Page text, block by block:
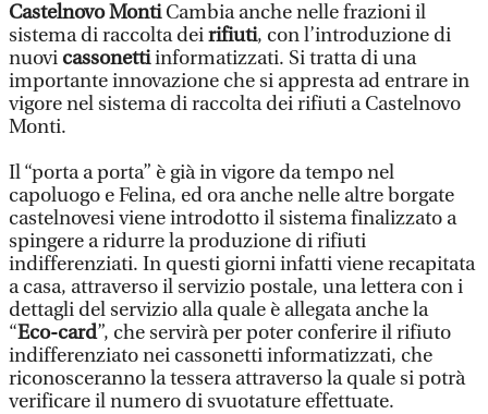
Castelnovo MontiCambia anche nelle frazioni il
sistema di raccolta deirifiuti, con l’introduzione di
nuovi cassonettiinformatizzati. Si tratta di una
importante innovazione che si appresta ad entrare in
vigore nel sistema di raccolta dei rifiuti a Castelnovo
Monti.
Il “porta a porta” è già in vigore da tempo nel
capoluogo e Felina, ed ora anche nelle altre borgate
castelnovesi viene introdotto il sistema finalizzato a
spingere a ridurre la produzione di rifiuti
indifferenziati. In questi giorni infatti viene recapitata
a casa, attraverso il servizio postale, una lettera con i
dettagli del servizio alla quale è allegata anche la
“Eco-card”, che servirà per poter conferire il rifiuto
indifferenziato nei cassonetti informatizzati, che
riconosceranno la tessera attraverso la quale si potrà
verificare il numero di svuotature effettuate.